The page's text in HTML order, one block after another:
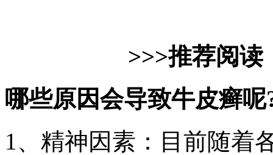
>>>推荐阅读
哪些原因会导致牛皮癣呢
1、精神因素：目前随着